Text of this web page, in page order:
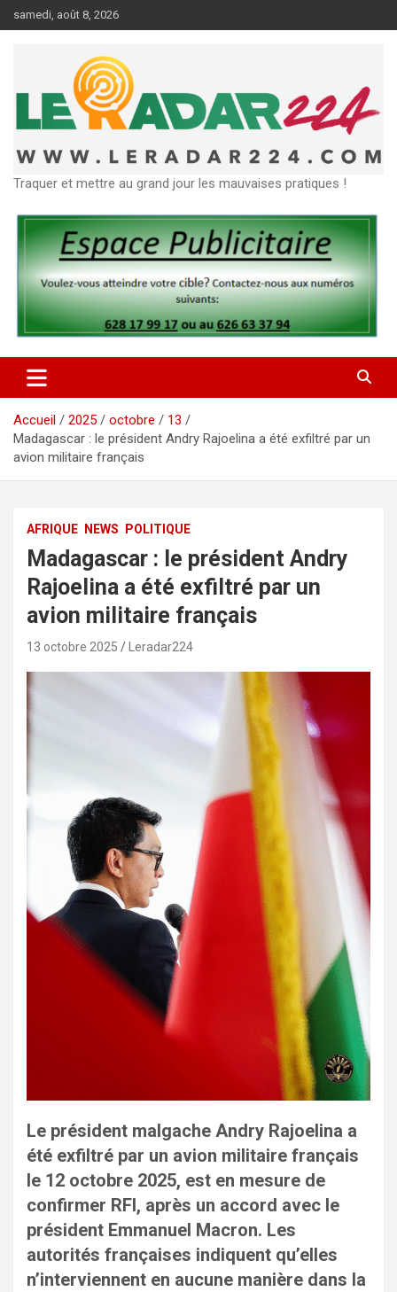
au
samedi, août 8, 2026
Traquer et mettre au grand jour les mauvaises pratiques !
Accueil 2025 octobre
13
Madagascar : le président Andry Rajoelina a été exfiltré par un
avion militaire français
AFRIQUE NEWS POLITIQUE
Madagascar : le président Andry
Rajoelina a été exfiltré par un
avion militaire français
13 octobre 2025 Leradar224
Le président malgache Andry Rajoelina a
été exfiltré par un avion militaire français
le 12 octobre 2025, est en mesure de
confirmer RFI, après un accord avec le
président Emmanuel Macron. Les
autorités françaises indiquent qu’elles
n’interviennent en aucune manière dans la